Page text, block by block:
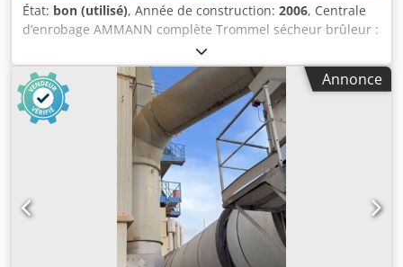
État: bon (utilisé), Année de construction: 2006, Centrale
d’enrobage AMMANN complète Trommel sécheur brûleur :
2006 Filtre : 2014 Dsdpfx Asxqpvtjnfeck Automatisme
ERMIIS : 2013 Capacité : 160 tonnes / heure Machine en
cours de démontage
Annonce